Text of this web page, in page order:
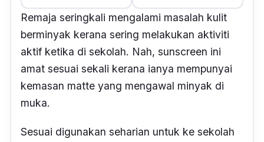
Remaja seringkali mengalami masalah kulit
berminyak kerana sering melakukan aktiviti
aktif ketika di sekolah. Nah, sunscreen ini
amat sesuai sekali kerana ianya mempunyai
kemasan matte yang mengawal minyak di
muka.
Sesuai digunakan seharian untuk ke sekolah